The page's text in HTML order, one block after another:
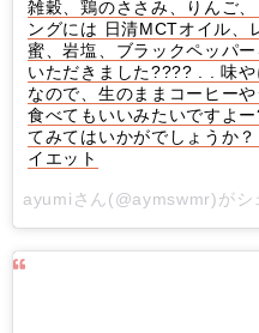
雑穀、鶏のささみ、りんご
ングには 日清MCTオイル、
蜜、岩塩、ブラックペッパ
いただきました???? . . 味
なので、生のままコーヒー
食べてもいいみたいですよ
てみてはいかがでしょうか
イエット
ayumiさん(@aymswmr)がシ